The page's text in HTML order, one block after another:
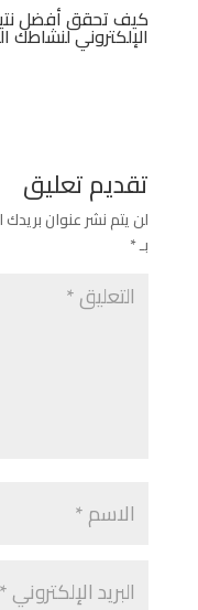
كيف تحقق أفضل
الإلكتروني لنشاطك
تقديم تعليق
لن يتم نشر عنوان بريدك
بـ*